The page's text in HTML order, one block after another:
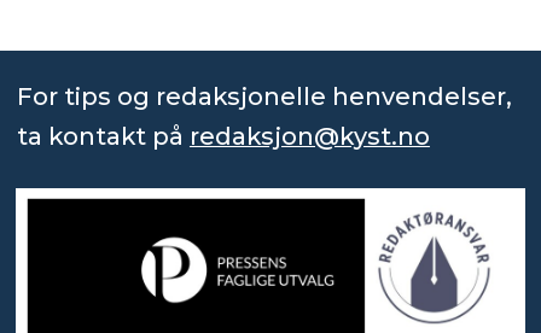
For tips og redaksjonelle henvendelser,
ta kontakt på redaksjon@kyst.no